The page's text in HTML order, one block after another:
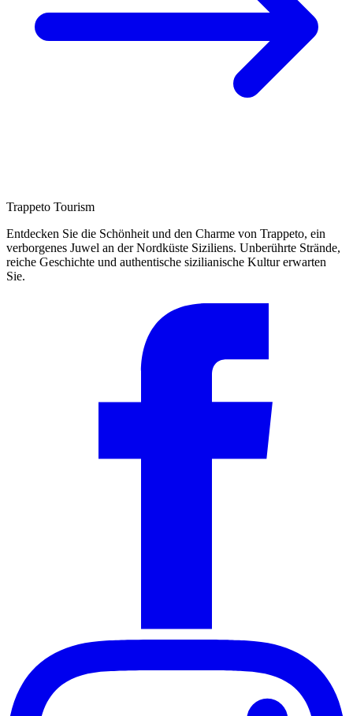
Trappeto Tourism
Entdecken Sie die Schönheit und den Charme von Trappeto, ein
verborgenes Juwel an der Nordküste Siziliens. Unberührte Strände,
reiche Geschichte und authentische sizilianische Kultur erwarten
Sie.